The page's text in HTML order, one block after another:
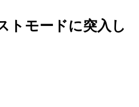
トモードに突入し